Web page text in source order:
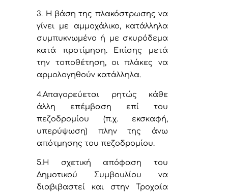
3. Η βάση της πλακόστρωσης να
γίνει με αμμοχάλικο, κατάλληλα
συμπυκνωμένο ή με σκυρόδεμα
κατά προτίμηση. Επίσης μετά
την τοποθέτηση, οι πλάκες να
αρμολογηθούν κατάλληλα.
4.Απαγορεύεται ρητώς κάθε
άλλη επέμβαση επί του
πεζοδρομίου (π.χ. εκσκαφή,
υπερύψωση) πλην της άνω
απότμησης του πεζοδρομίου.
5.Η σχετική απόφαση του
Δημοτικού Συμβουλίου να
διαβιβαστεί και στην Τροχαία